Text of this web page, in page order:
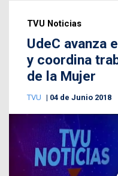
TVU Noticias
UdeC avanza
y coordina
de la Mujer
TVU 04 de Junio 2018